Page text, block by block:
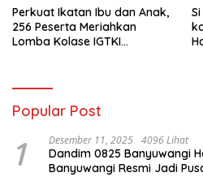
Perkuat Ikatan Ibu dan Anak,
256 Peserta Meriahkan
Lomba Kolase IGTKI
Popular Post
1 Desember 11, 2025 4096 Lihat
Dandim 0825 Banyuwangi
Banyuwangi Resmi Jadi